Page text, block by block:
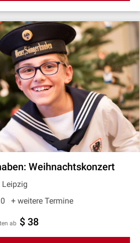
Weihnachtskonzert
Leipzig
+ weitere Termine
ab $ 38